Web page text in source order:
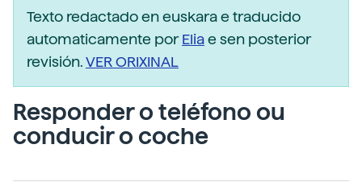
Texto redactado en euskara e traducido
automaticamente porEliae sen posterior
revisión.VER ORIXINAL
Responder o teléfono ou
conducir o coche